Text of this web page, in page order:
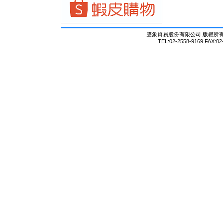
雙象貿易股份有限公司 版權所
TEL:02-2558-9169